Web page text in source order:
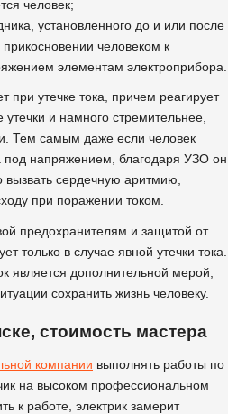
человек;
установленного до и или после
человеком к
элементам электроприбора.
при утечке тока, причем реагирует
и намного стремительнее,
Тем самым даже если человек
под напряжением, благодаря УЗО он
вызвать сердечную аритмию,
при поражении током.
предохранителям и защитой от
только в случае явной утечки тока.
является дополнительной мерой,
сохранить жизнь человеку.
стоимость мастера
компании выполнять работы по
на высоком профессиональном
к работе, электрик замерит